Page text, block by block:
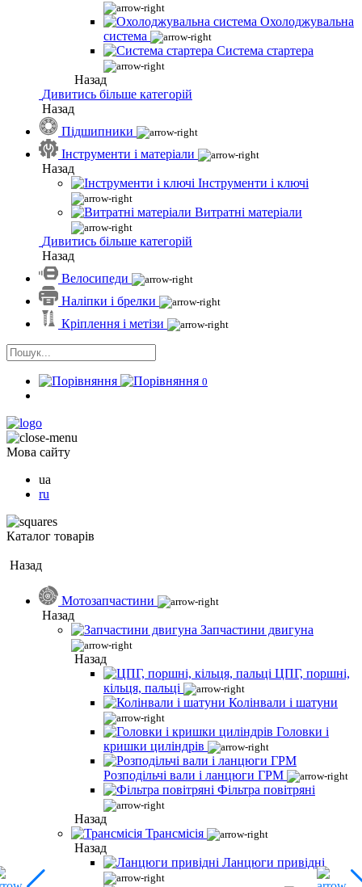
Охолоджувальна
система
Система стартера
Назад
Дивитись більше категорій
Назад
Підшипники
Інструменти і матеріали
Назад
Інструменти і ключі
Витратні матеріали
Дивитись більше категорій
Назад
Велосипеди
Наліпки і брелки
Кріплення і метізи
0
Мова сайту
ua
ru
Каталог товарів
Назад
Мотозапчастини
Назад
Запчастини двигуна
Назад
ЦПГ, поршні,
кільця, пальці
Колінвали і шатуни
Головки і
кришки циліндрів
Розподільчі вали і ланцюги ГРМ
Фільтра повітряні
Назад
Трансмісія
Назад
Ланцюги привідні